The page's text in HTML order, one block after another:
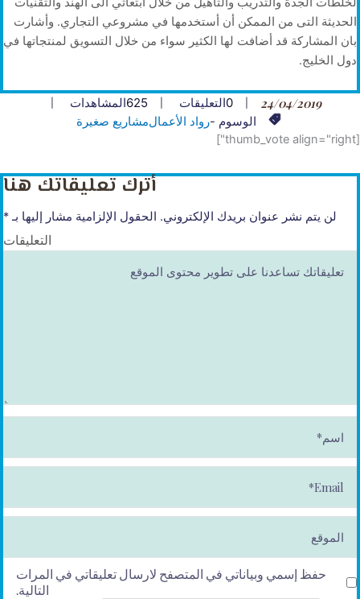
الحديثة التى من الممكن أن أستخدمها في مشروعي التجاري. وأشارت
بان المشاركة قد أضافت لها الكثير سواء من خلال التسويق لمنتجاتها في
دول الخليج.
24/04/2019
0التعليقات 625المشاهدات
الوسوم -رواد الأعمالمشاريع صغيرة
[thumb_vote align="right"]
أترك تعليقاتك هنا
لن يتم نشر عنوان بريدك الإلكتروني. الحقول الإلزامية مشار إليها بـ*
التعليقات
م
ai
حفظ إسمي وبياناتي في المتصفح لارسال تعليقاتي في المرات
التالية.